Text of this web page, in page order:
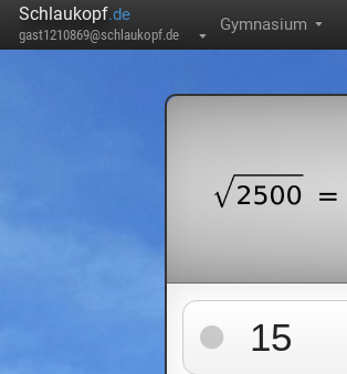
Schlaukopf.de
gast1210869@schlaukopf.de ▼
Gymnasium ▼
15